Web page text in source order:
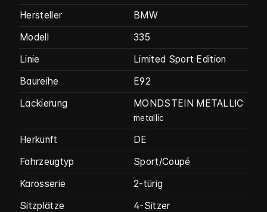
Hersteller
BMW
Modell
335
Linie
Limited Sport Edition
Baureihe
E92
Lackierung
MONDSTEIN METALLIC
metallic
Herkunft
DE
Fahrzeugtyp
Sport/Coupé
Karosserie
2-türig
Sitzplätze
4-Sitzer